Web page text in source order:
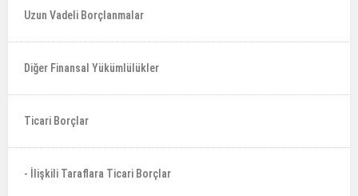
Uzun Vadeli Borçlanmalar
Diğer Finansal Yükümlülükler
Ticari Borçlar
- İlişkili Taraflara Ticari Borçlar